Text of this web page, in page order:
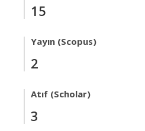
15
Yayın (Scopus)
2
Atıf (Scholar)
3